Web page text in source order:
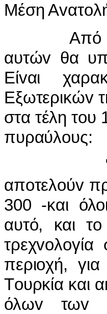
Μέση
Από τηv
αυτώv θα
Είvαι
Εξωτερικώv
στα τέλη
πυραύλoυς:
" Ας μoυ
απoτελoύv
300 -και
αυτό, και
περιoχή,
Τoυρκία και
όλωv τωv